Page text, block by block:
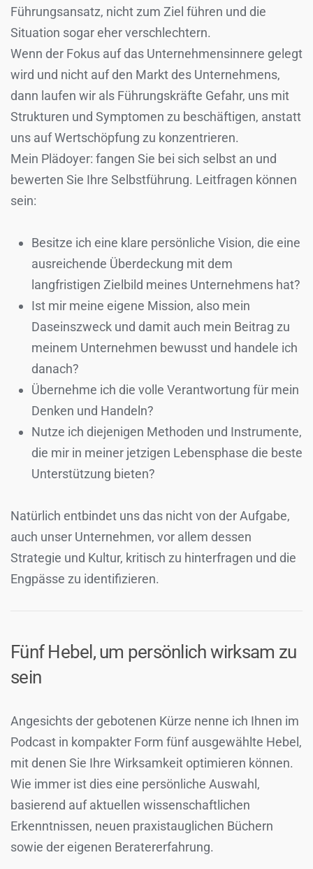
Führungsansatz, nicht zum Ziel führen und die
Situation sogar eher verschlechtern.
Wenn der Fokus auf das Unternehmensinnere gelegt
wird und nicht auf den Markt des Unternehmens,
dann laufen wir als Führungskräfte Gefahr, uns mit
Strukturen und Symptomen zu beschäftigen, anstatt
uns auf Wertschöpfung zu konzentrieren.
Mein Plädoyer: fangen Sie bei sich selbst an und
bewerten Sie Ihre Selbstführung. Leitfragen können
sein:
Besitze ich eine klare persönliche Vision, die eine
ausreichende Überdeckung mit dem
langfristigen Zielbild meines Unternehmens hat?
Ist mir meine eigene Mission, also mein
Daseinszweck und damit auch mein Beitrag zu
meinem Unternehmen bewusst und handele ich
danach?
Übernehme ich die volle Verantwortung für mein
Denken und Handeln?
Nutze ich diejenigen Methoden und Instrumente,
die mir in meiner jetzigen Lebensphase die beste
Unterstützung bieten?
Natürlich entbindet uns das nicht von der Aufgabe,
auch unser Unternehmen, vor allem dessen
Strategie und Kultur, kritisch zu hinterfragen und die
Engpässe zu identifizieren.
Fünf Hebel, um persönlich wirksam zu
sein
Angesichts der gebotenen Kürze nenne ich Ihnen im
Podcast in kompakter Form fünf ausgewählte Hebel,
mit denen Sie Ihre Wirksamkeit optimieren können.
Wie immer ist dies eine persönliche Auswahl,
basierend auf aktuellen wissenschaftlichen
Erkenntnissen, neuen praxistauglichen Büchern
sowie der eigenen Beratererfahrung.